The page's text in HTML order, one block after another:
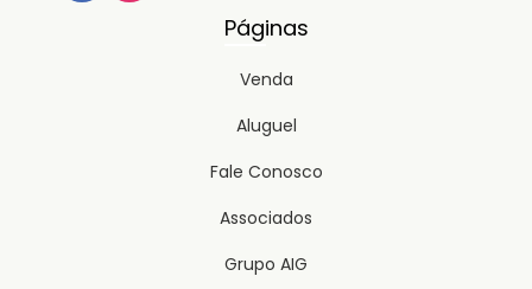
Páginas
Venda
Aluguel
Fale Conosco
Associados
Grupo AIG